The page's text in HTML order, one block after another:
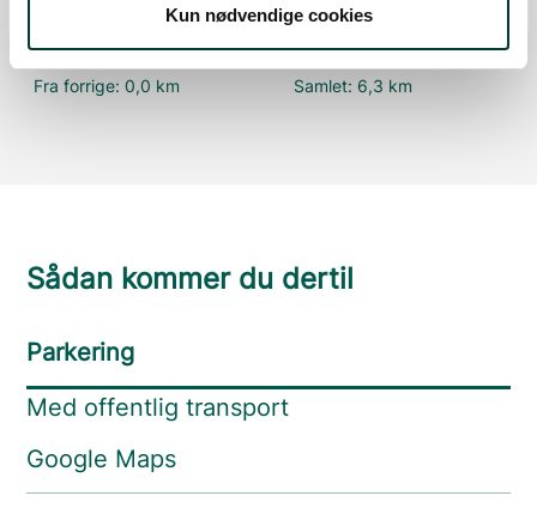
Kun nødvendige cookies
0,2 km Samlet:6,3 km
Mål
Fra forrige:0,0 km Samlet: 6,3 km
Sådan kommer du dertil
Parkering
Med offentlig transport
Google Maps